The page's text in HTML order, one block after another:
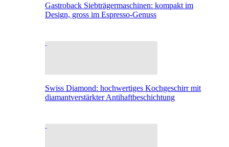
Gastroback Siebträgermaschinen: kompakt im
Design, gross im Espresso-Genuss
Swiss Diamond: hochwertiges Kochgeschirr mit
diamantverstärkter Antihaftbeschichtung